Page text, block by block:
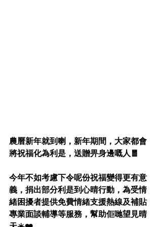
農曆新年就到喇，新年期間，大家都會
將祝福化為利是，送贈畀身邊嘅人🧧
今年不如考慮下令呢份祝福變得更有意
義，捐出部分利是到心晴行動，為受情
緒困擾者提供免費情緒支援熱線及補貼
專業面談輔導等服務，幫助佢哋望見晴